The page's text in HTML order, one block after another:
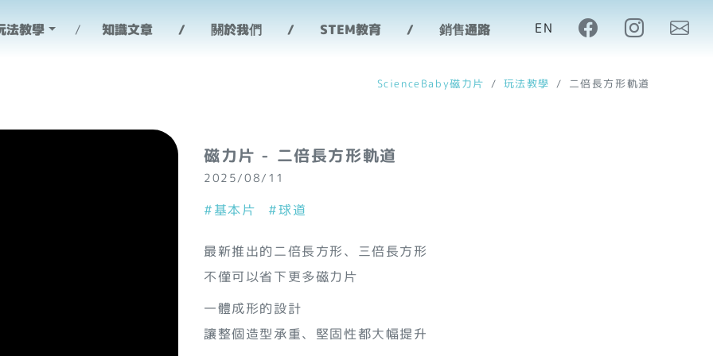
法教學 知識文章 關於我們 STEM教育 銷售通路 EN
ScienceBaby磁力片 玩法教學 二倍長方形軌道
磁力片 - 二倍長方形軌道
2025/08/11
#基本片 #球道
最新推出的二倍長方形、三倍長方形
不僅可以省下更多磁力片
一體成形的設計
讓整個造型承重、堅固性都大幅提升